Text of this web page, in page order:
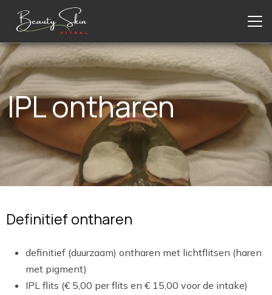
IPL ontharen
Definitief ontharen
definitief (duurzaam) ontharen met lichtflitsen (haren
met pigment)
IPL flits (€ 5,00 per flits en € 15,00 voor de intake)